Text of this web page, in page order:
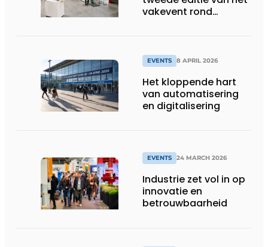
vakevent rond
EVENTS 8 APRIL 2026
Het kloppende hart
van automatisering
en digitalisering
EVENTS 24 MARCH 2026
Industrie zet vol in op
innovatie en
betrouwbaarheid